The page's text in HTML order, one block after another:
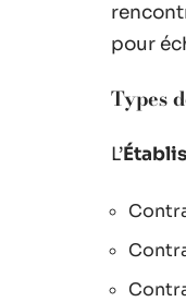
pour
Types
L’